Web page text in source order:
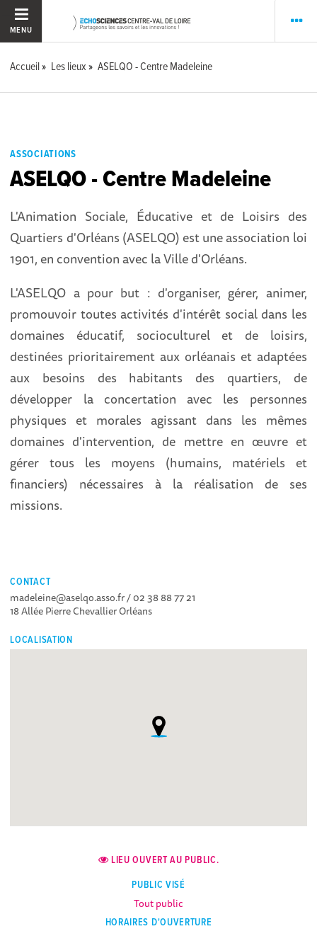
MENU
Accueil Les lieux ASELQO - Centre Madeleine
ASSOCIATIONS
ASELQO - Centre Madeleine
L'Animation Sociale, Éducative et de Loisirs des
Quartiers d'Orléans (ASELQO) est une association loi
1901, en convention avec la Ville d'Orléans.
L'ASELQO a pour but : d'organiser, gérer, animer,
promouvoir toutes activités d'intérêt social dans les
domaines éducatif, socioculturel et de loisirs,
destinées prioritairement aux orléanais et adaptées
aux besoins des habitants des quartiers, de
développer la concertation avec les personnes
physiques et morales agissant dans les mêmes
domaines d'intervention, de mettre en œuvre et
gérer tous les moyens (humains, matériels et
financiers) nécessaires à la réalisation de ses
missions.
CONTACT
madeleine@aselqo.asso.fr / 02 38 88 77 21
18 Allée Pierre Chevallier Orléans
LOCALISATION
LIEU OUVERT AU PUBLIC.
PUBLIC VISÉ
Tout public
HORAIRES D'OUVERTURE